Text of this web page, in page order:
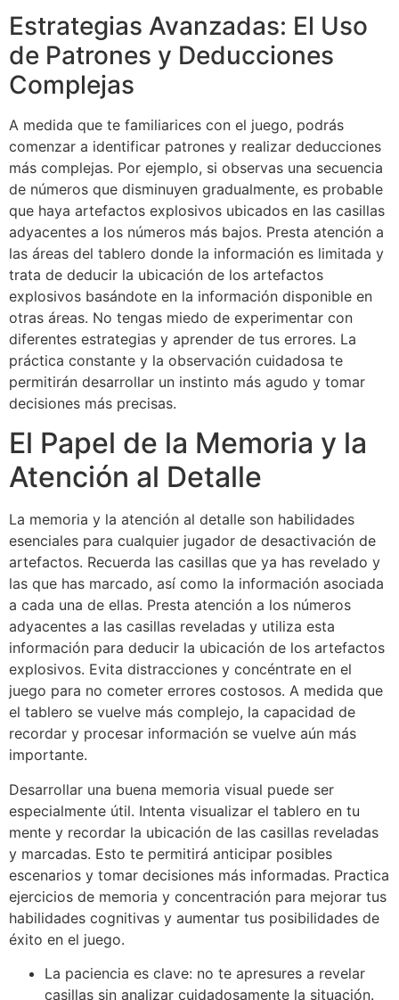
Estrategias Avanzadas: El Uso
de Patrones y Deducciones
Complejas
A medida que te familiarices con el juego, podrás
comenzar a identificar patrones y realizar deducciones
más complejas. Por ejemplo, si observas una secuencia
de números que disminuyen gradualmente, es probable
que haya artefactos explosivos ubicados en las casillas
adyacentes a los números más bajos. Presta atención a
las áreas del tablero donde la información es limitada y
trata de deducir la ubicación de los artefactos
explosivos basándote en la información disponible en
otras áreas. No tengas miedo de experimentar con
diferentes estrategias y aprender de tus errores. La
práctica constante y la observación cuidadosa te
permitirán desarrollar un instinto más agudo y tomar
decisiones más precisas.
El Papel de la Memoria y la
Atención al Detalle
La memoria y la atención al detalle son habilidades
esenciales para cualquier jugador de desactivación de
artefactos. Recuerda las casillas que ya has revelado y
las que has marcado, así como la información asociada
a cada una de ellas. Presta atención a los números
adyacentes a las casillas reveladas y utiliza esta
información para deducir la ubicación de los artefactos
explosivos. Evita distracciones y concéntrate en el
juego para no cometer errores costosos. A medida que
el tablero se vuelve más complejo, la capacidad de
recordar y procesar información se vuelve aún más
importante.
Desarrollar una buena memoria visual puede ser
especialmente útil. Intenta visualizar el tablero en tu
mente y recordar la ubicación de las casillas reveladas
y marcadas. Esto te permitirá anticipar posibles
escenarios y tomar decisiones más informadas. Practica
ejercicios de memoria y concentración para mejorar tus
habilidades cognitivas y aumentar tus posibilidades de
éxito en el juego.
La paciencia es clave: no te apresures a revelar
casillas sin analizar cuidadosamente la situación.